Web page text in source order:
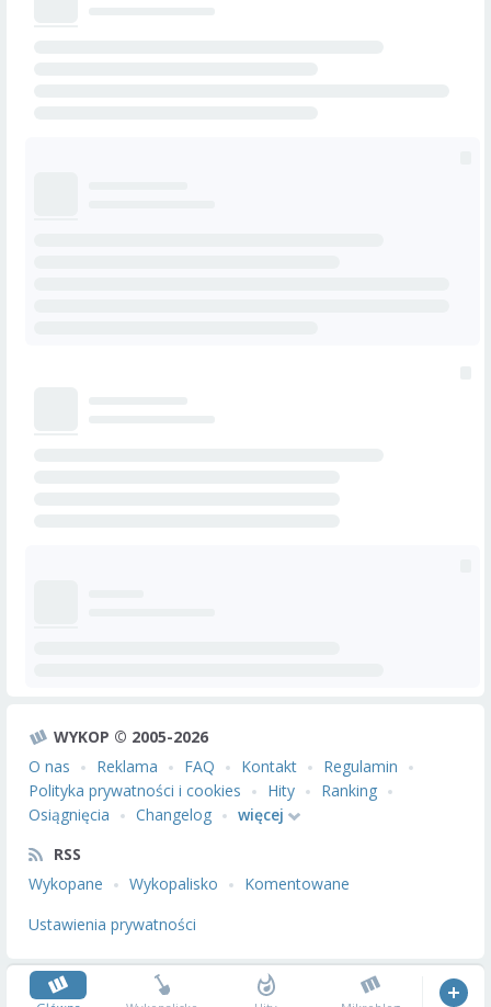
WYKOP © 2005-2026
O nas
Reklama FAQ Kontakt
Regulamin
Polityka prywatności i cookies
Hity
Ranking
Osiągnięcia
Changelog
więcej
RSS
Wykopane
Wykopalisko
Komentowane
Ustawienia prywatności